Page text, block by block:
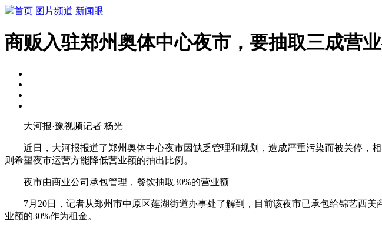
首页 图片频道 新闻眼
商贩入驻郑州奥体中心夜市，要抽取三成营
大河报·豫视频记者 杨光
近日，大河报报道了郑州奥体中心夜市因缺乏管理和规划，造成严重污染而被关停，
则希望夜市运营方能降低营业额的抽出比例。
夜市由商业公司承包管理，餐饮抽取30%的营业额
7月20日，记者从郑州市中原区莲湖街道办事处了解到，目前该夜市已承包给锦艺西美
业额的30%作为租金。